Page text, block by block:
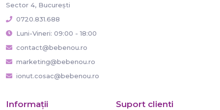
Sector 4, București
0720.831.688
Luni-Vineri: 09:00 - 18:00
contact@bebenou.ro
marketing@bebenou.ro
ionut.cosac@bebenou.ro
Informaţii Suport clienti